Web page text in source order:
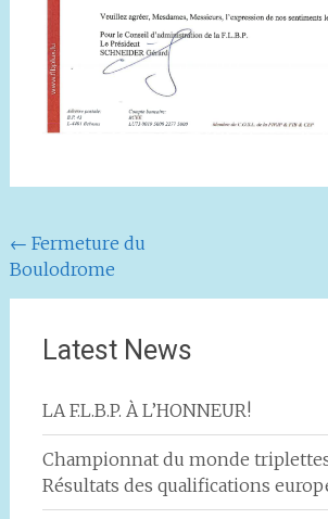
Navigation
de
← Fermeture du
Boulodrome
Latest News
LA F.L.B.P. À L’HONNEUR!
Championnat du monde
Résultats des qualifications